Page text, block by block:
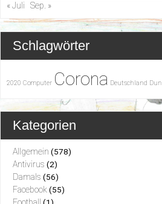
« Juli Sep. »
Schlagwörter
2020 Computer Corona Deutschland
Kategorien
Allgemein (578)
Antivirus (2)
Damals (56)
Facebook (55)
Football